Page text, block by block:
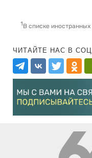
1В списке
ЧИТАЙТЕ НАС В